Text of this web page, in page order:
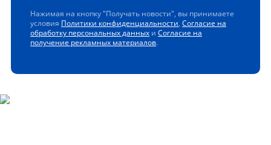
Нажимая на кнопку "Получать новости", вы принимаете
условия Политики конфиденциальности, Согласие на
обработку персональных данных и Согласие на
получение рекламных материалов.